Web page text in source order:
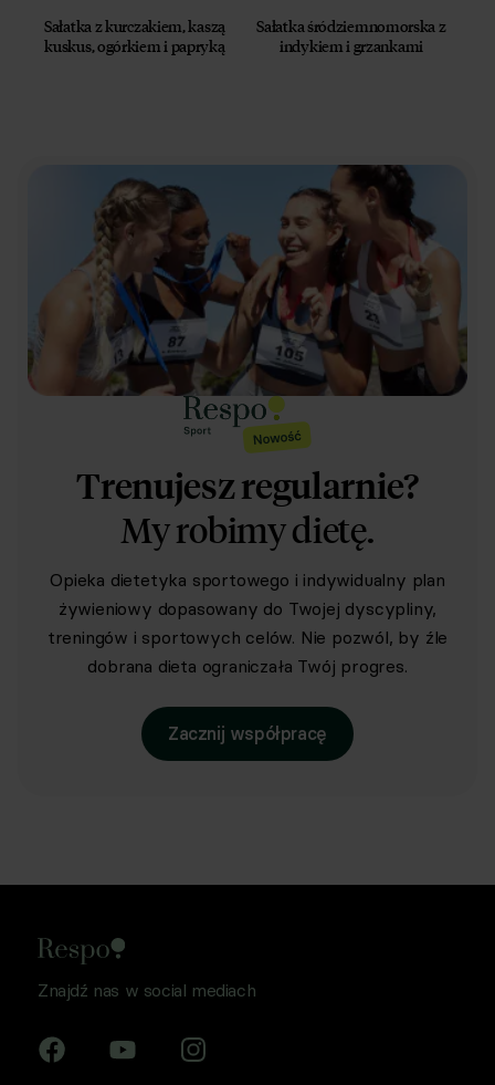
Sałatka z kurczakiem, kaszą
kuskus, ogórkiem i papryką
Sałatka śródziemnomorska z
indykiem i grzankami
Trenujesz regularnie?
My robimy dietę.
Opieka dietetyka sportowego i indywidualny plan
żywieniowy dopasowany do Twojej dyscypliny,
treningów i sportowych celów. Nie pozwól, by źle
dobrana dieta ograniczała Twój progres.
Zacznij współpracę
Znajdź nas w social mediach